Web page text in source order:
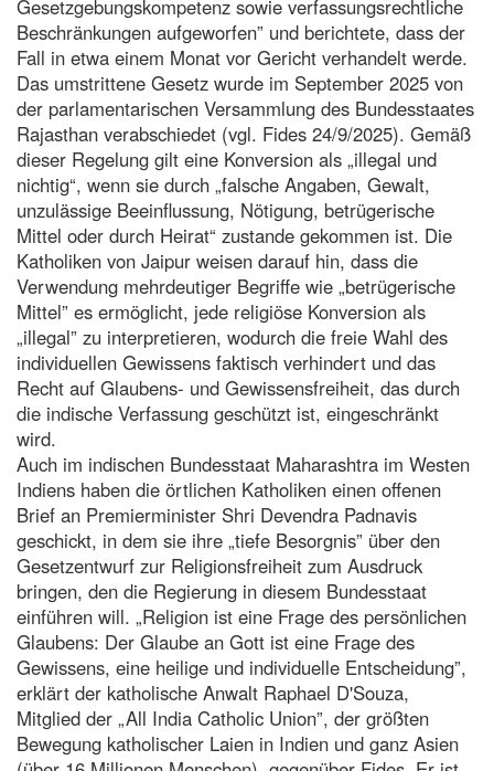
Gesetzgebungskompetenz sowie verfassungsrechtliche
Beschränkungen aufgeworfen” und berichtete, dass der
Fall in etwa einem Monat vor Gericht verhandelt werde.
Das umstrittene Gesetz wurde im September 2025 von
der parlamentarischen Versammlung des Bundesstaates
Rajasthan verabschiedet (vgl. Fides 24/9/2025). Gemäß
dieser Regelung gilt eine Konversion als „illegal und
nichtig“, wenn sie durch „falsche Angaben, Gewalt,
unzulässige Beeinflussung, Nötigung, betrügerische
Mittel oder durch Heirat“ zustande gekommen ist. Die
Katholiken von Jaipur weisen darauf hin, dass die
Verwendung mehrdeutiger Begriffe wie „betrügerische
Mittel” es ermöglicht, jede religiöse Konversion als
„illegal” zu interpretieren, wodurch die freie Wahl des
individuellen Gewissens faktisch verhindert und das
Recht auf Glaubens- und Gewissensfreiheit, das durch
die indische Verfassung geschützt ist, eingeschränkt
wird.
Auch im indischen Bundesstaat Maharashtra im Westen
Indiens haben die örtlichen Katholiken einen offenen
Brief an Premierminister Shri Devendra Padnavis
geschickt, in dem sie ihre „tiefe Besorgnis” über den
Gesetzentwurf zur Religionsfreiheit zum Ausdruck
bringen, den die Regierung in diesem Bundesstaat
einführen will. „Religion ist eine Frage des persönlichen
Glaubens: Der Glaube an Gott ist eine Frage des
Gewissens, eine heilige und individuelle Entscheidung”,
erklärt der katholische Anwalt Raphael D'Souza,
Mitglied der „All India Catholic Union”, der größten
Bewegung katholischer Laien in Indien und ganz Asien